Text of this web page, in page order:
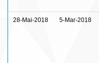
28-Mai-2018 5-Mar-2018